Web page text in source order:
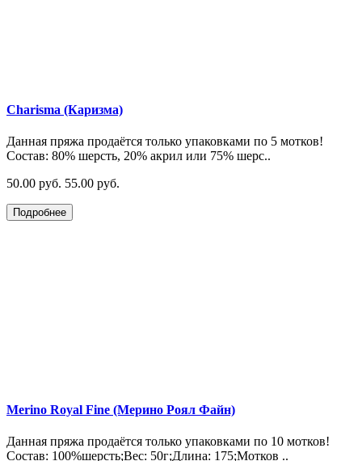
Charisma (Каризма)
Данная пряжа продаётся только упаковками по 5 мотков!
Состав: 80% шерсть, 20% акрил или 75% шерс..
50.00 руб. 55.00 руб.
Подробнее
Merino Royal Fine (Мерино Роял Файн)
Данная пряжа продаётся только упаковками по 10 мотков!
Состав: 100%шерсть;Вес: 50г;Длина: 175;Мотков ..